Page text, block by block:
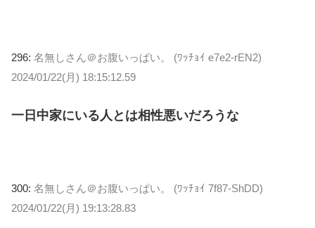
296: 名無しさん＠お腹いっぱい。 (ﾜｯﾁｮｲ e7e2-rEN2)
2024/01/22(月) 18:15:12.59
一日中家にいる人とは相性悪いだろうな
300: 名無しさん＠お腹いっぱい。 (ﾜｯﾁｮｲ 7f87-ShDD)
2024/01/22(月) 19:13:28.83